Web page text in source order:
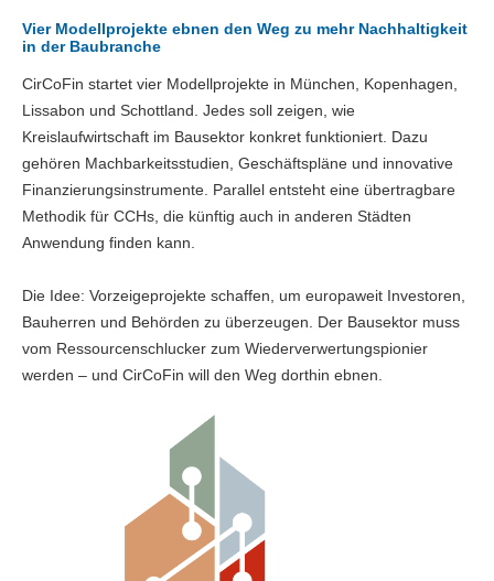
Vier Modellprojekte ebnen den Weg zu mehr Nachhaltigkeit
in der Baubranche
CirCoFin startet vier Modellprojekte in München, Kopenhagen,
Lissabon und Schottland. Jedes soll zeigen, wie
Kreislaufwirtschaft im Bausektor konkret funktioniert. Dazu
gehören Machbarkeitsstudien, Geschäftspläne und innovative
Finanzierungsinstrumente. Parallel entsteht eine übertragbare
Methodik für CCHs, die künftig auch in anderen Städten
Anwendung finden kann.
Die Idee: Vorzeigeprojekte schaffen, um europaweit Investoren,
Bauherren und Behörden zu überzeugen. Der Bausektor muss
vom Ressourcenschlucker zum Wiederverwertungspionier
werden – und CirCoFin will den Weg dorthin ebnen.